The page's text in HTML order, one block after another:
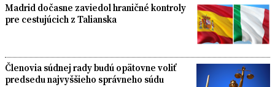
Madrid dočasne zaviedol hraničné kontroly
pre cestujúcich z Talianska
Členovia súdnej rady budú opätovne voliť
predsedu najvyššieho správneho súdu